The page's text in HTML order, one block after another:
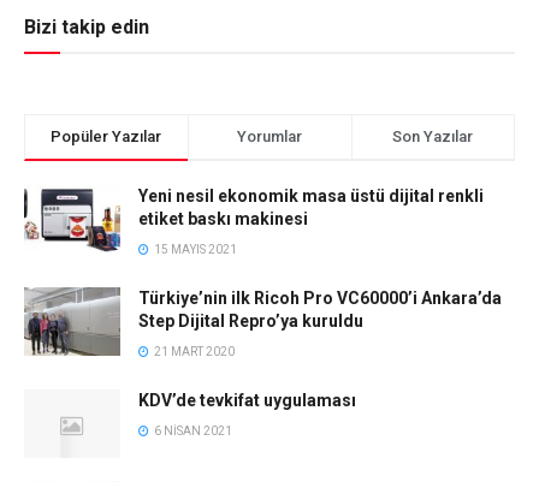
Bizi takip edin
Popüler Yazılar Yorumlar Son Yazılar
Yeni nesil ekonomik masa üstü dijital renkli
etiket baskı makinesi
15 MAYIS 2021
Türkiye’nin ilk Ricoh Pro VC60000’i Ankara’da
Step Dijital Repro’ya kuruldu
21 MART 2020
KDV’de tevkifat uygulaması
6 NISAN 2021